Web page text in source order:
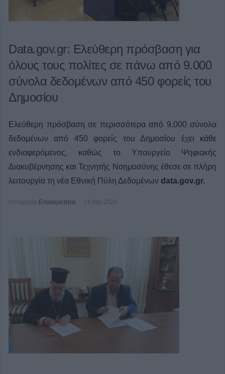
Data.gov.gr: Ελεύθερη πρόσβαση για
όλους τους πολίτες σε πάνω από 9.000
σύνολα δεδομένων από 450 φορείς του
Δημοσίου
Ελεύθερη πρόσβαση σε περισσότερα από 9.000 σύνολα
δεδομένων από 450 φορείς του Δημοσίου έχει κάθε
ενδιαφερόμενος, καθώς το Υπουργείο Ψηφιακής
Διακυβέρνησης και Τεχνητής Νοημοσύνης έθεσε σε πλήρη
λειτουργία τη νέα Εθνική Πύλη Δεδομένων data.gov.gr.
Κατηγορία Επικαιρότητα 14 Μαϊ 2026